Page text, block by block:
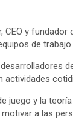
y
de trabajo.
juego y la
a las